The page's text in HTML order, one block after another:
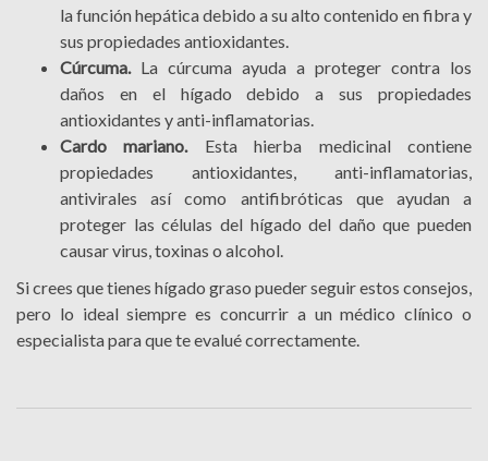
la función hepática debido a su alto contenido en fibra y
sus propiedades antioxidantes.
Cúrcuma.La cúrcuma ayuda a proteger contra los
daños en el hígado debido a sus propiedades
antioxidantes y anti-inflamatorias.
Cardo mariano.Esta hierba medicinal contiene
propiedades antioxidantes, anti-inflamatorias,
antivirales así como antifibróticas que ayudan a
proteger las células del hígado del daño que pueden
causar virus, toxinas o alcohol.
Si crees que tienes hígado graso pueder seguir estos consejos,
pero lo ideal siempre es concurrir a un médico clínico o
especialista para que te evalué correctamente.